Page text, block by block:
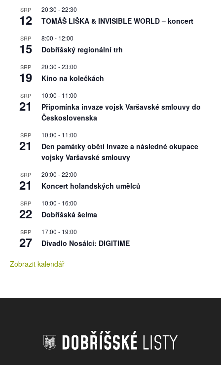
SRP
12
20:30 -22:30
TOMÁŠ LIŠKA & INVISIBLE WORLD – koncert
SRP
15
8:00 - 12:00
Dobříšský regionální trh
SRP
19
20:30 -23:00
Kino na kolečkách
SRP
21
10:00 - 11:00
Připomínka invaze vojsk Varšavské smlouvy do
Československa
SRP
21
10:00 - 11:00
Den památky obětí invaze a následné okupace
vojsky Varšavské smlouvy
SRP
21
20:00 -22:00
Koncert holandských umělců
SRP
22
10:00 - 16:00
Dobříšská šelma
SRP
27
17:00 - 19:00
Divadlo Nosálci: DIGITIME
Zobrazit kalendář